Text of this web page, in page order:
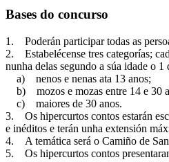
Bases do concurso
1. Poderán participar todas as
2. Estabelécense tres categorías;
nunha delas segundo a súa idade o
a) nenos e nenas ata 13 anos;
b) mozos e mozas entre 14 e 30
c) maiores de 30 anos.
3. Os hipercurtos contos estarán
e inéditos e terán unha extensión
4. A temática será o Camiño de
5. Os hipercurtos contos